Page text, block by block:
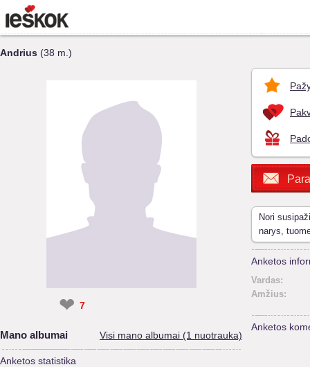
Andrius (38 m.)
❤ 7
Mano albumai Visi mano albumai (1 nuotrauka)
Anketos statistika
Nori
narys,
Anketos
Vardas:
Amžius:
Anketos